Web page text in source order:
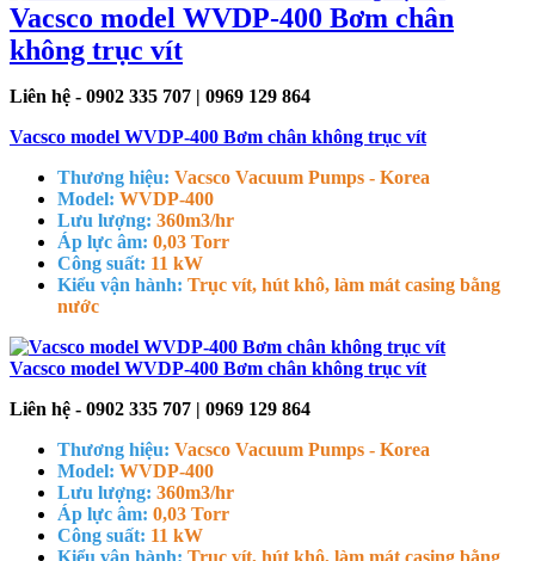
Vacsco model WVDP-400 Bơm chân
không trục vít
Liên hệ - 0902 335 707 | 0969 129 864
Vacsco model WVDP-400 Bơm chân không trục vít
Thương hiệu: Vacsco Vacuum Pumps - Korea
Model: WVDP-400
Lưu lượng: 360m3/hr
Áp lực âm: 0,03 Torr
Công suất: 11 kW
Kiểu vận hành: Trục vít, hút khô, làm mát casing bằng
nước
Vacsco model WVDP-400 Bơm chân không trục vít
Liên hệ - 0902 335 707 | 0969 129 864
Thương hiệu: Vacsco Vacuum Pumps - Korea
Model: WVDP-400
Lưu lượng: 360m3/hr
Áp lực âm: 0,03 Torr
Công suất: 11 kW
Kiểu vận hành: Trục vít, hút khô, làm mát casing bằng